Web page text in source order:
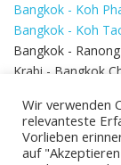
Bangkok - Koh
Bangkok - Koh
Bangkok -
Krabi - Bangkok
Bangkok - Hua Hin
Wir verwenden
relevanteste
Vorlieben
auf